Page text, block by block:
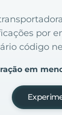
por
código
em